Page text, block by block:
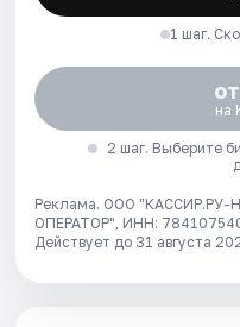
1 шаг.
на
2 шаг. Выберите
Реклама. ООО
ОПЕРАТОР", ИНН:
Действует до 31 августа